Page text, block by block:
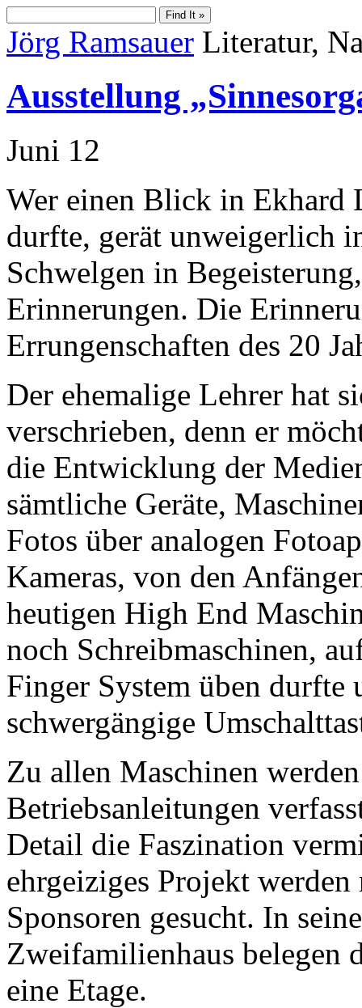
Jörg Ramsauer Literatur,
Ausstellung
Juni 12
Wer einen Blick in Ekhard
durfte, gerät unweigerlich
Schwelgen in
Erinnerungen. Die
Errungenschaften des 20
Der ehemalige Lehrer hat
verschrieben, denn er
die Entwicklung der
sämtliche Geräte,
Fotos über analogen
Kameras, von den
heutigen High End
noch Schreibmaschinen,
Finger System üben durfte
schwergängige
Zu allen Maschinen
Betriebsanleitungen
Detail die Faszination
ehrgeiziges Projekt
Sponsoren gesucht. In
Zweifamilienhaus belegen
eine Etage.